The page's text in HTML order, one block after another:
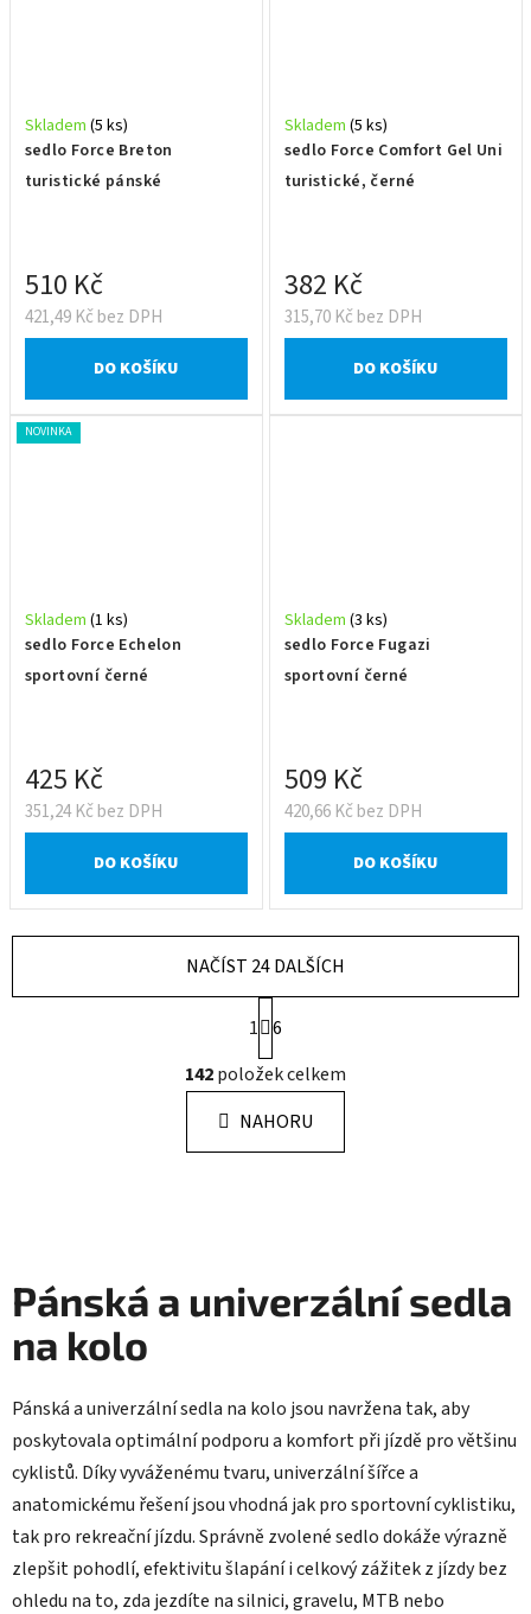
sedlo Force Breton
turistické pánské
Skladem (5 ks)
421,49 Kč bez DPH
510 Kč
DO KOŠÍKU
sedlo Force Comfort Gel Uni
turistické, černé
Skladem (5 ks)
315,70 Kč bez DPH
382 Kč
DO KOŠÍKU
NOVINKA
sedlo Force Echelon
sportovní černé
Skladem (1 ks)
351,24 Kč bez DPH
425 Kč
DO KOŠÍKU
sedlo Force Fugazi
sportovní černé
Skladem (3 ks)
420,66 Kč bez DPH
509 Kč
DO KOŠÍKU
O
v
l
á
d
r
v
v
ý
p
i
s
NAČÍST 24 DALŠÍCH
S
t
r
á
n
k
1 6
142položek celkem
NAHORU
Pánská a univerzální sedla
na kolo
Pánská a univerzální sedla na kolo jsou navržena tak, aby
poskytovala optimální podporu a komfort při jízdě pro většinu
cyklistů. Díky vyváženému tvaru, univerzální šířce a
anatomickému řešení jsou vhodná jak pro sportovní cyklistiku,
tak pro rekreační jízdu. Správně zvolené sedlo dokáže výrazně
zlepšit pohodlí, efektivitu šlapání i celkový zážitek z jízdy bez
ohledu na to, zda jezdíte na silnici, gravelu, MTB nebo